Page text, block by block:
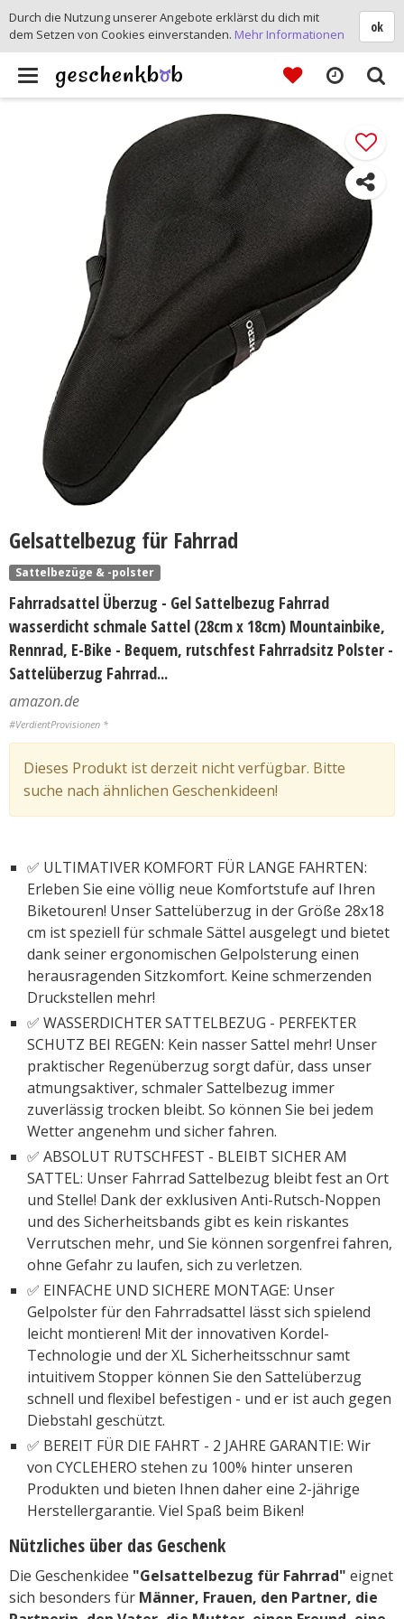
Toggle
Gelsattelbezug für Fahrrad
Sattelbezüge & -polster
Fahrradsattel Überzug - Gel Sattelbezug Fahrrad
wasserdicht schmale Sattel (28cm x 18cm) Mountainbike,
Rennrad, E-Bike - Bequem, rutschfest Fahrradsitz Polster -
Sattelüberzug Fahrrad...
amazon.de
#VerdientProvisionen *
Dieses Produkt ist derzeit nicht verfügbar. Bitte
suche nach ähnlichen Geschenkideen!
✅ ULTIMATIVER KOMFORT FÜR LANGE FAHRTEN:
Erleben Sie eine völlig neue Komfortstufe auf Ihren
Biketouren! Unser Sattelüberzug in der Größe 28x18
cm ist speziell für schmale Sättel ausgelegt und bietet
dank seiner ergonomischen Gelpolsterung einen
herausragenden Sitzkomfort. Keine schmerzenden
Druckstellen mehr!
✅ WASSERDICHTER SATTELBEZUG - PERFEKTER
SCHUTZ BEI REGEN: Kein nasser Sattel mehr! Unser
praktischer Regenüberzug sorgt dafür, dass unser
atmungsaktiver, schmaler Sattelbezug immer
zuverlässig trocken bleibt. So können Sie bei jedem
Wetter angenehm und sicher fahren.
✅ ABSOLUT RUTSCHFEST - BLEIBT SICHER AM
SATTEL: Unser Fahrrad Sattelbezug bleibt fest an Ort
und Stelle! Dank der exklusiven Anti-Rutsch-Noppen
und des Sicherheitsbands gibt es kein riskantes
Verrutschen mehr, und Sie können sorgenfrei fahren,
ohne Gefahr zu laufen, sich zu verletzen.
✅ EINFACHE UND SICHERE MONTAGE: Unser
Gelpolster für den Fahrradsattel lässt sich spielend
leicht montieren! Mit der innovativen Kordel-
Technologie und der XL Sicherheitsschnur samt
intuitivem Stopper können Sie den Sattelüberzug
schnell und flexibel befestigen - und er ist auch gegen
Diebstahl geschützt.
✅ BEREIT FÜR DIE FAHRT - 2 JAHRE GARANTIE: Wir
von CYCLEHERO stehen zu 100% hinter unseren
Produkten und bieten Ihnen daher eine 2-jährige
Herstellergarantie. Viel Spaß beim Biken!
Nützliches über das Geschenk
Die Geschenkidee "Gelsattelbezug für Fahrrad" eignet
sich besonders für Männer, Frauen, den Partner, die
ok
Durch die Nutzung unserer Angebote erklärst du dich mit
dem Setzen von Cookies einverstanden. Mehr Informationen